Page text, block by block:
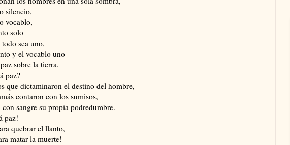
silencio,
vocablo,
solo
sea uno,
y el vocablo uno
sobre la tierra.
paz?
que dictaminaron el destino del hombre,
contaron con los sumisos,
con sangre su propia podredumbre.
paz!
quebrar el llanto,
matar la muerte!